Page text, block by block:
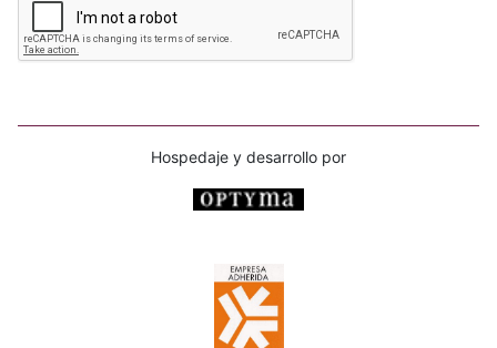
Hospedaje y desarrollo por